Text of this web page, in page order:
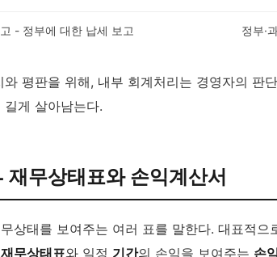
- 정부에 대한 납세 보고 정부·
평판을 위해, 내부 회계처리는 경영자의 판
게 살아남는다.
재무상태표와 손익계산서
상태를 보여주는 여러 표를 말한다. 대표적으
재무상태표와 일정 기간의 손익을 보여주는 손